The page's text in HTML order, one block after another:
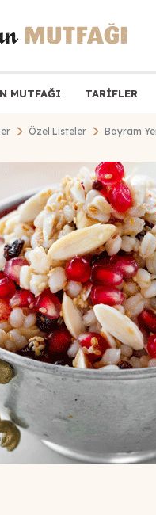
MUTFAĞI TARİFLER
Özel Listeler Bayram